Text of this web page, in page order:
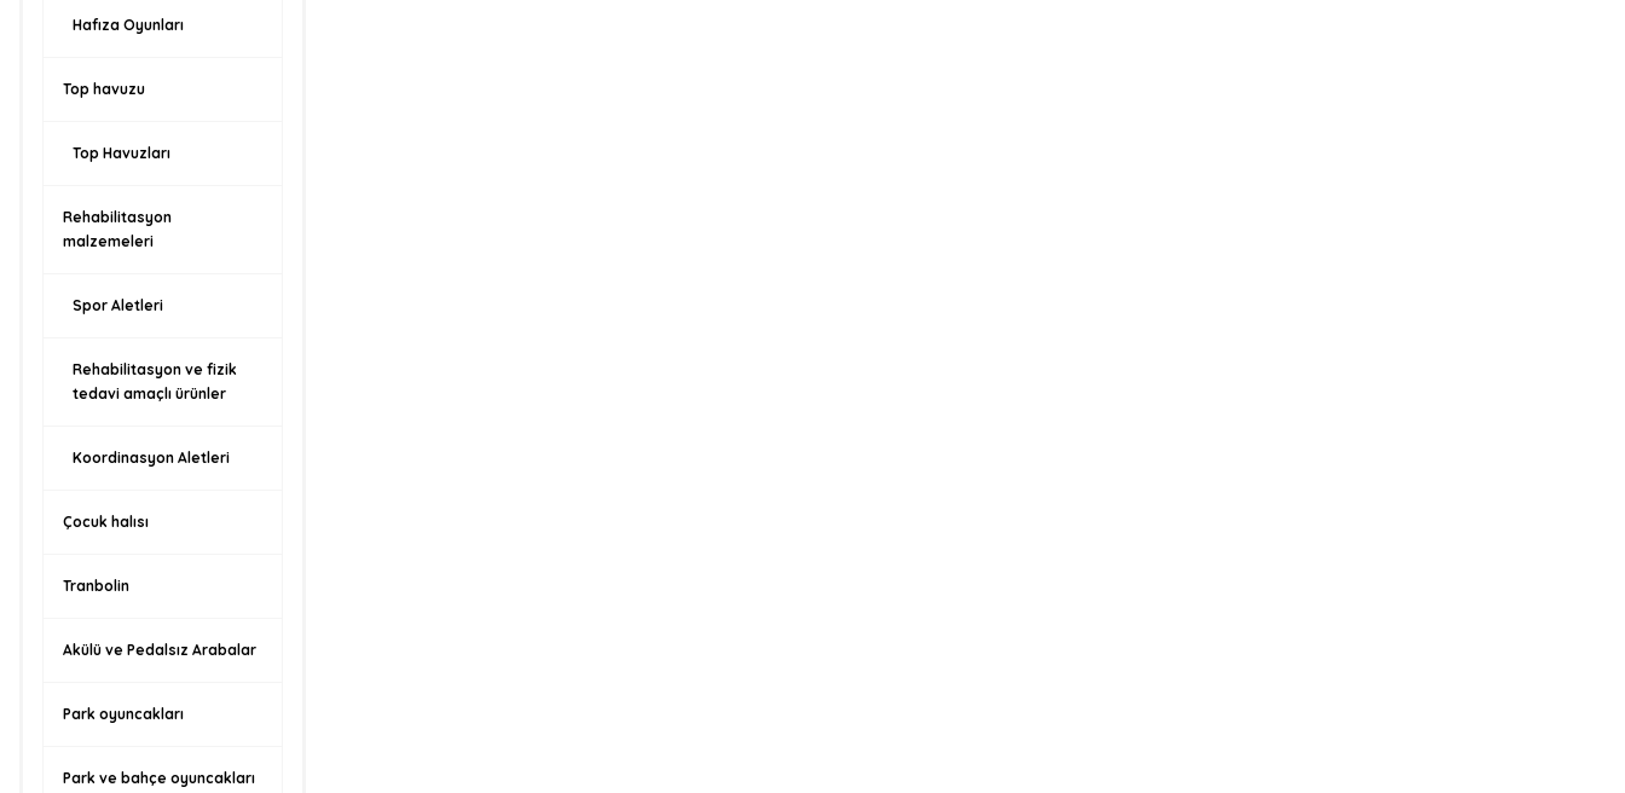
Hafıza Oyunları
Top havuzu
Top Havuzları
Rehabilitasyon
malzemeleri
Spor Aletleri
Rehabilitasyon ve fizik
tedavi amaçlı ürünler
Koordinasyon Aletleri
Çocuk halısı
Tranbolin
Akülü ve Pedalsız Arabalar
Park oyuncakları
Park ve bahçe oyuncakları